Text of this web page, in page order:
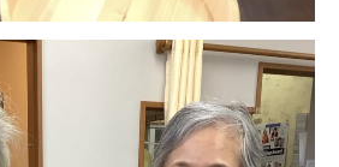
ート応援隊
株式会社アジアメデカ元気事業団